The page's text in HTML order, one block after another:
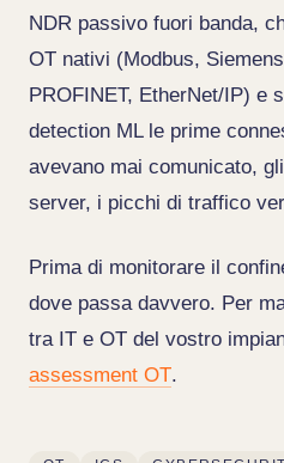
NDR passivo fuori banda,
OT nativi (Modbus,
PROFINET, EtherNet/IP) e
detection ML le prime
avevano mai comunicato,
server, i picchi di traffico
Prima di monitorare il
dove passa davvero. Per
tra IT e OT del vostro
assessment OT.